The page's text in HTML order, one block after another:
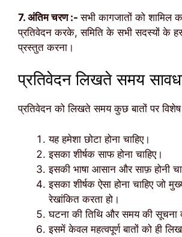
7. अंतिम चरण :-सभी कागजातों को शामिल
प्रतिवेदन करके, समिति के सभी सदस्यों के
प्रस्तुत करना।
प्रतिवेदन लिखते समय
प्रतिवेदन को लिखते समय कुछ बातों पर विशेष
यह हमेशा छोटा होना चाहिए।
इसका शीर्षक साफ होना चाहिए।
इसकी भाषा आसान और साफ़ होनी
इसका शीर्षक ऐसा होना चाहिए जो
रेखांकित करता हो।
घटना की तिथि और समय की सूचना
इसमें केवल महत्वपूर्ण बातों को ही